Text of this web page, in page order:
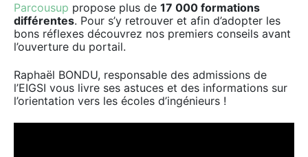
Parcousup propose plus de 17 000 formations
différentes. Pour s’y retrouver et afin d’adopter les
bons réflexes découvrez nos premiers conseils avant
l’ouverture du portail.
Raphaël BONDU, responsable des admissions de
l’EIGSI vous livre ses astuces et des informations sur
l’orientation vers les écoles d’ingénieurs !